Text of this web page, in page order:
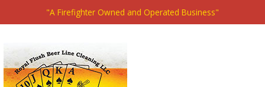
"A Firefighter Owned and Operated Business"